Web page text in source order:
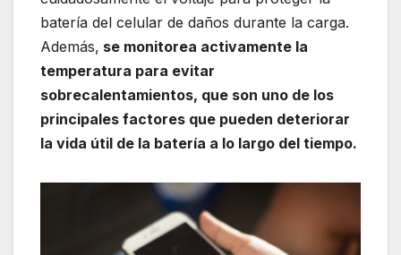
batería del celular de daños durante la carga.
Además, se monitorea activamente la
temperatura para evitar
sobrecalentamientos, que son uno de los
principales factores que pueden deteriorar
la vida útil de la batería a lo largo del tiempo.